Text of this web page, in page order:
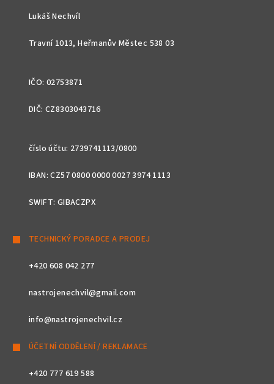
Lukáš Nechvíl
Travní 1013, Heřmanův Městec 538 03
IČO: 02753871
DIČ: CZ8303043716
číslo účtu: 2739741113/0800
IBAN: CZ57 0800 0000 0027 3974 1113
SWIFT: GIBACZPX
TECHNICKÝ PORADCE A PRODEJ
+420 608 042 277
nastrojenechvil@gmail.com
info@nastrojenechvil.cz
ÚČETNÍ ODDĚLENÍ / REKLAMACE
+420 777 619 588